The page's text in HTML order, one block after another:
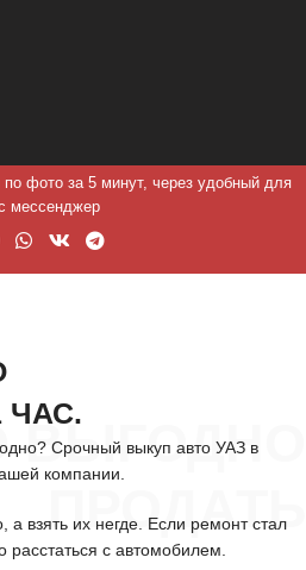
по фото за 5 минут, через удобный для
мессенджер
ПРОДАТЬ
ЧАС.
Срочный выкуп авто УАЗ в
компании.
а взять их негде. Если ремонт стал
с автомобилем.